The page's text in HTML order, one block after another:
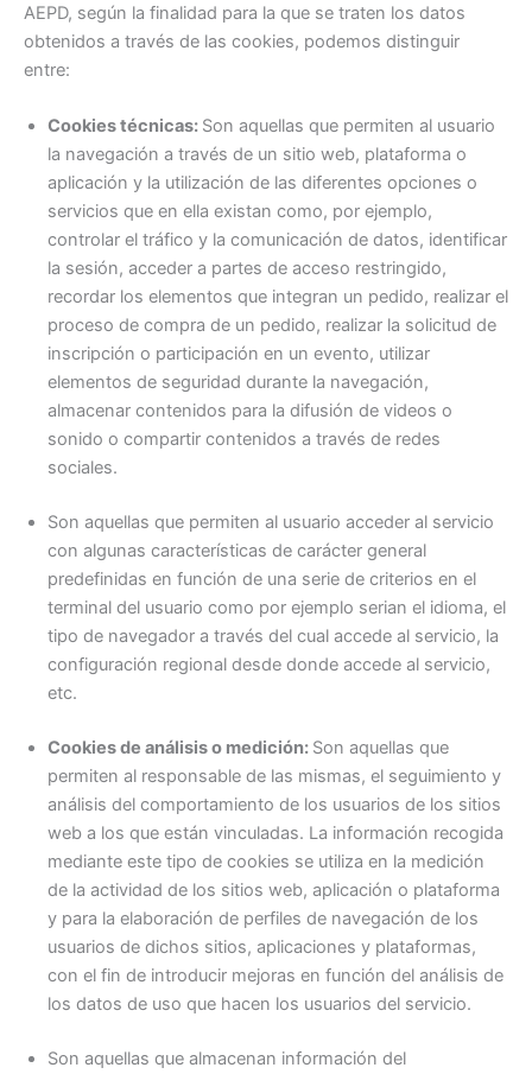
AEPD, según la finalidad para la que se traten los datos
obtenidos a través de las cookies, podemos distinguir
entre:
Cookies técnicas: Son aquellas que permiten al usuario
la navegación a través de un sitio web, plataforma o
aplicación y la utilización de las diferentes opciones o
servicios que en ella existan como, por ejemplo,
controlar el tráfico y la comunicación de datos, identificar
la sesión, acceder a partes de acceso restringido,
recordar los elementos que integran un pedido, realizar el
proceso de compra de un pedido, realizar la solicitud de
inscripción o participación en un evento, utilizar
elementos de seguridad durante la navegación,
almacenar contenidos para la difusión de videos o
sonido o compartir contenidos a través de redes
sociales.
Son aquellas que permiten al usuario acceder al servicio
con algunas características de carácter general
predefinidas en función de una serie de criterios en el
terminal del usuario como por ejemplo serian el idioma, el
tipo de navegador a través del cual accede al servicio, la
configuración regional desde donde accede al servicio,
etc.
Cookies de análisis o medición: Son aquellas que
permiten al responsable de las mismas, el seguimiento y
análisis del comportamiento de los usuarios de los sitios
web a los que están vinculadas. La información recogida
mediante este tipo de cookies se utiliza en la medición
de la actividad de los sitios web, aplicación o plataforma
y para la elaboración de perfiles de navegación de los
usuarios de dichos sitios, aplicaciones y plataformas,
con el fin de introducir mejoras en función del análisis de
los datos de uso que hacen los usuarios del servicio.
Son aquellas que almacenan información del